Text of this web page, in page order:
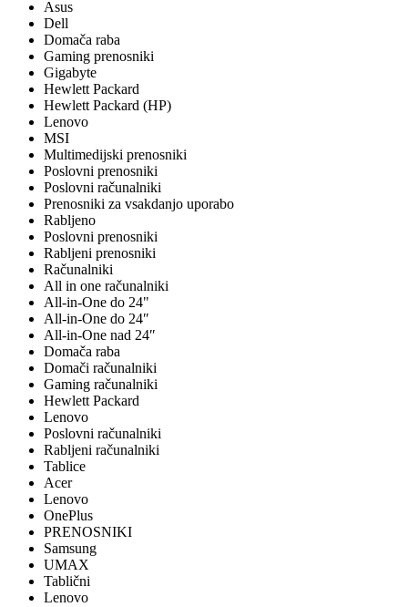
Asus
Dell
Domača raba
Gaming prenosniki
Gigabyte
Hewlett Packard
Hewlett Packard (HP)
Lenovo
MSI
Multimedijski prenosniki
Poslovni prenosniki
Poslovni računalniki
Prenosniki za vsakdanjo uporabo
Rabljeno
Poslovni prenosniki
Rabljeni prenosniki
Računalniki
All in one računalniki
All-in-One do 24"
All-in-One do 24″
All-in-One nad 24″
Domača raba
Domači računalniki
Gaming računalniki
Hewlett Packard
Lenovo
Poslovni računalniki
Rabljeni računalniki
Tablice
Acer
Lenovo
OnePlus
PRENOSNIKI
Samsung
UMAX
Tablični
Lenovo